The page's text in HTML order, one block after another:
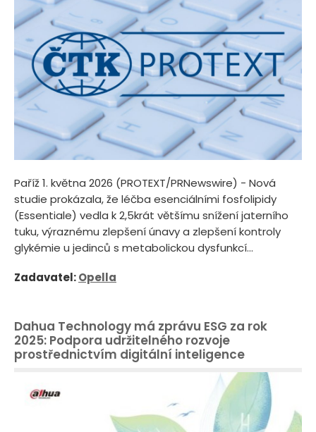
Paříž 1. května 2026 (PROTEXT/PRNewswire) - Nová
studie prokázala, že léčba esenciálními fosfolipidy
(Essentiale) vedla k 2,5krát většímu snížení jaterního
tuku, výraznému zlepšení únavy a zlepšení kontroly
glykémie u jedinců s metabolickou dysfunkcí...
Zadavatel:Opella
Dahua Technology má zprávu ESG za rok
2025: Podpora udržitelného rozvoje
prostřednictvím digitální inteligence